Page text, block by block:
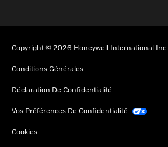
Copyright © 2026 Honeywell International Inc.
Conditions Générales
Déclaration De Confidentialité
Vos Préférences De Confidentialité
Cookies